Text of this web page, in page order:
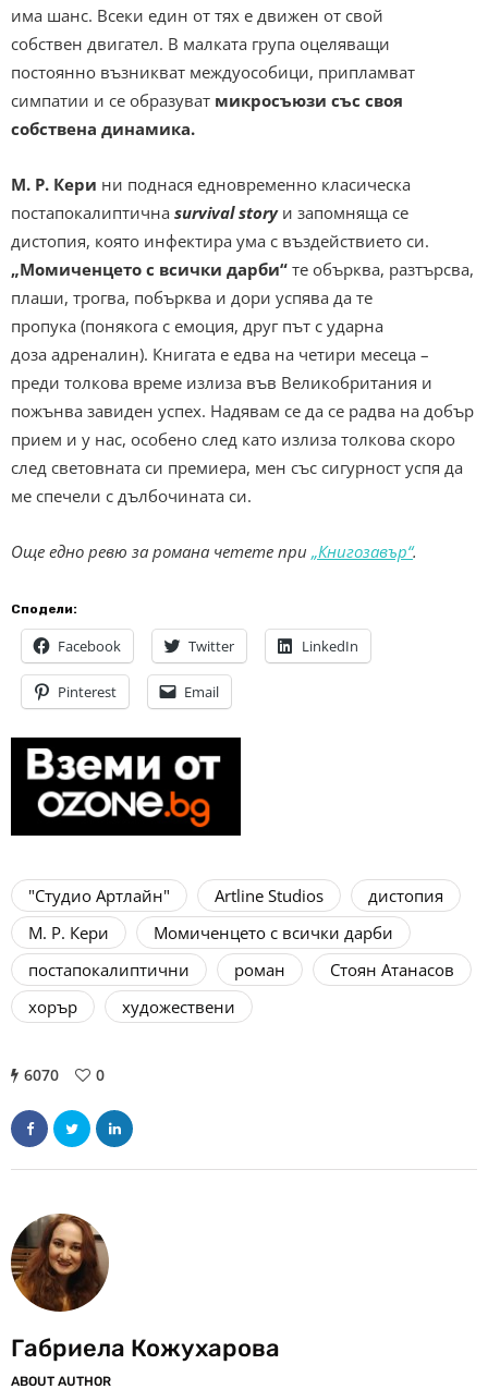
има шанс. Всеки един от тях е движен от свой
собствен двигател. В малката група оцеляващи
постоянно възникват междуособици, припламват
симпатии и се образуват микросъюзи със своя
собствена динамика.
М. Р. Кери ни поднася едновременно класическa
постапокалиптичнa survival storyи запомняща се
дистопия, която инфектира ума с въздействието си.
„Момиченцето с всички дарби“ те обърква, разтърсва,
плаши, трогва, побърква и дори успява да те
пропука (понякога с емоция, друг път с ударна
доза адреналин). Книгата е едва на четири месеца –
преди толкова време излиза във Великобритания и
пожънва завиден успех. Надявам се да се радва на добър
прием и у нас, особено след като излиза толкова скоро
след световната си премиера, мен със сигурност успя да
ме спечели с дълбочината си.
Още едно ревю за романа четете при „Книгозавър“.
Сподели:
Facebook Twitter LinkedIn
Pinterest Email
"Студио Артлайн" Artline Studios
дистопия
М. Р. Кери
Момиченцето с всички дарби
постапокалиптични
роман
Стоян Атанасов
хорър
художествени
6070 0
Габриела Кожухарова
ABOUT AUTHOR